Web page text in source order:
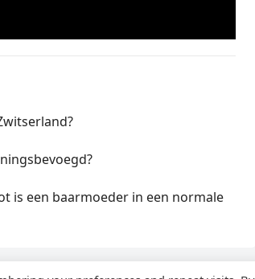
is een baarmoeder in een normale